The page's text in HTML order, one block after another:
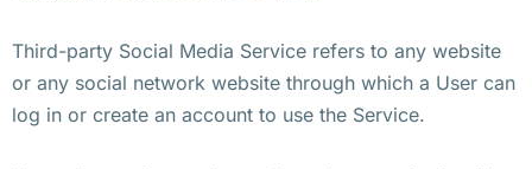
Third-party Social Media Service refers to any website
or any social network website through which a User can
log in or create an account to use the Service.